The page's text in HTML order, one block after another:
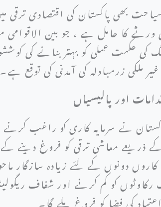
بھی پاکستان کی اقتصادی
ورثے کا حامل ہے ، جو بین
کی حکمت عملی کو بہتر بنانے کی
ملکی زرمبادلہ کی آمدنی کی توقع ہے۔
اور پالیسیاں
نے سرمایہ کاری کو راغب
ذریعے معاشی ترقی کو فروغ دینے
کاروں دونوں کے لئے زیادہ
رکاوٹوں کو کم کرنے اور شفاف
کی فضا کو فروغ ملے گا۔